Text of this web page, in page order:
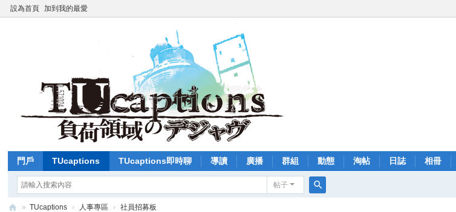
設為首頁 加到我的最愛
門戶 TUcaptions TUcaptions即時聊 導讀 廣播 群組 動態 淘帖 日誌 相冊
帖子
» TUcaptions › 人事專區 › 社員招募板